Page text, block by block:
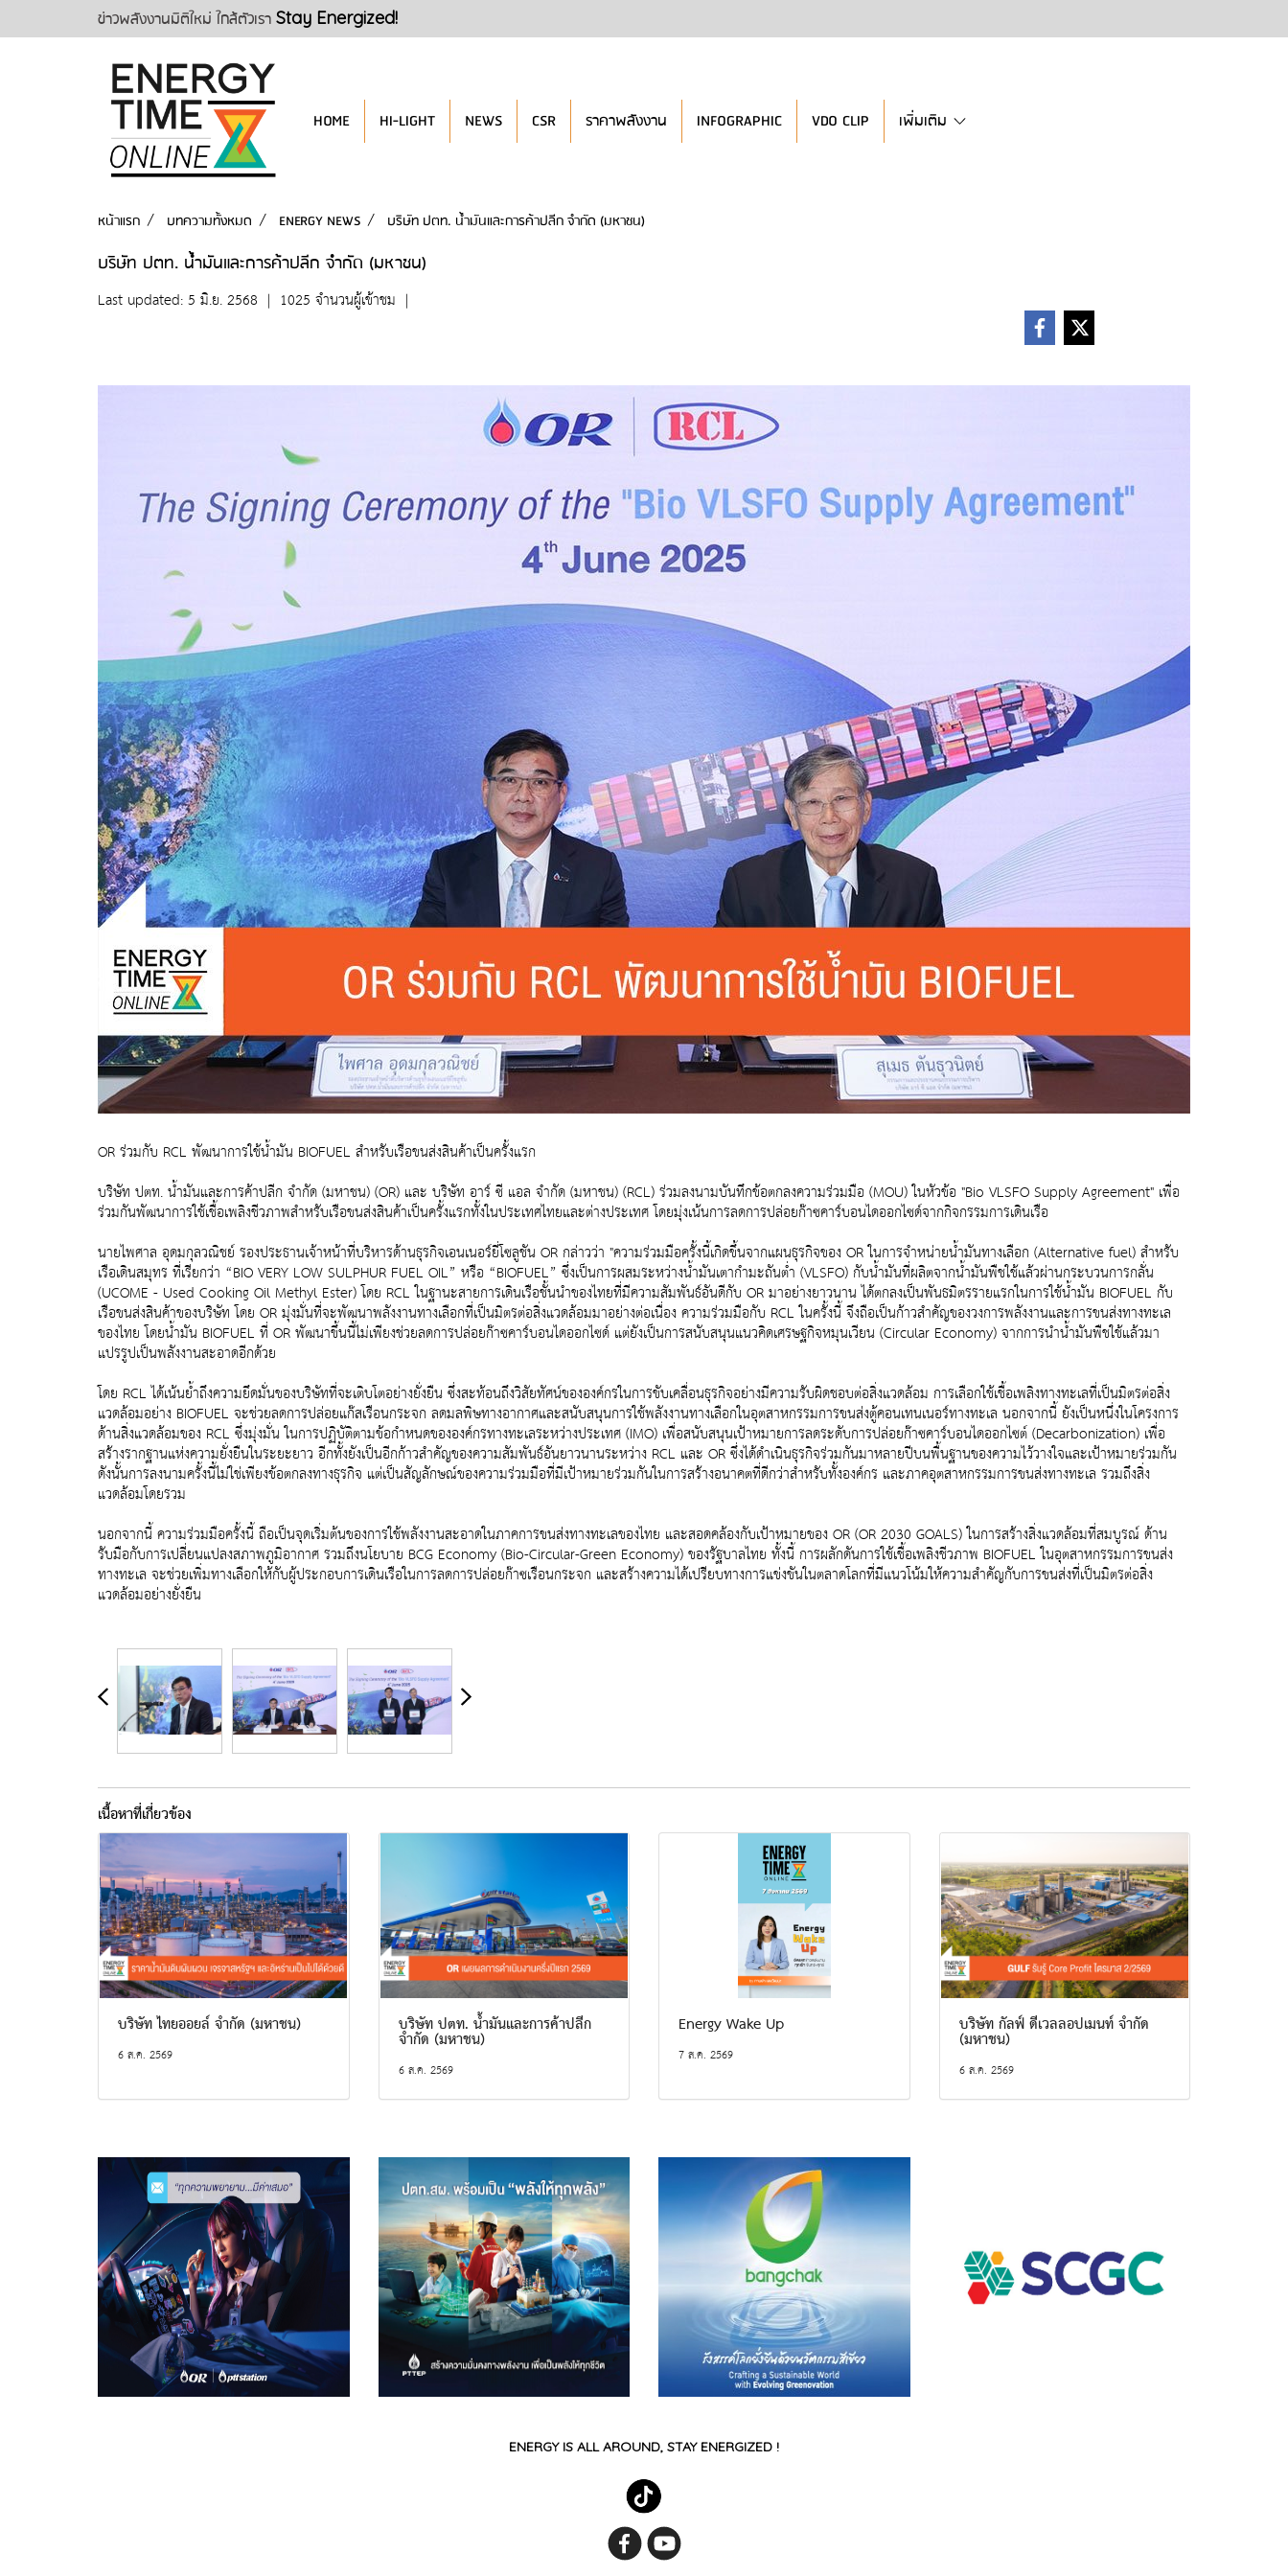
ข่าวพลังงานมิติใหม่ ใกล้ตัวเรา Stay Energized!
HOME HI-LIGHT NEWS CSR ราคาพลังงาน INFOGRAPHIC VDO CLIP เพิ่มเติม
หน้าแรก บทความทั้งหมด ENERGY NEWS บริษัท ปตท. น้ำมันและการค้าปลีก จำกัด (มหาชน)
บริษัท ปตท. น้ำมันและการค้าปลีก จำกัด (มหาชน)
Last updated: 5 มิ.ย. 2568 | 1025 จำนวนผู้เข้าชม |
OR ร่วมกับ RCL พัฒนาการใช้น้ำมัน BIOFUEL สำหรับเรือขนส่งสินค้าเป็นครั้งแรก
บริษัท ปตท. น้ำมันและการค้าปลีก จำกัด (มหาชน) (OR) และ บริษัท อาร์ ซี แอล จำกัด (มหาชน) (RCL) ร่วมลงนามบันทึกข้อตกลงความร่วมมือ (MOU) ในหัวข้อ "Bio VLSFO Supply Agreement" เพื่อ
ร่วมกันพัฒนาการใช้เชื้อเพลิงชีวภาพสำหรับเรือขนส่งสินค้าเป็นครั้งแรกทั้งในประเทศไทยและต่างประเทศ โดยมุ่งเน้นการลดการปล่อยก๊าซคาร์บอนไดออกไซด์จากกิจกรรมการเดินเรือ
นายไพศาล อุดมกุลวณิชย์ รองประธานเจ้าหน้าที่บริหารด้านธุรกิจเอนเนอร์ยี่โซลูชัน OR กล่าวว่า "ความร่วมมือครั้งนี้เกิดขึ้นจากแผนธุรกิจของ OR ในการจำหน่ายน้ำมันทางเลือก (Alternative fuel) สำหรับ
เรือเดินสมุทร ที่เรียกว่า “BIO VERY LOW SULPHUR FUEL OIL” หรือ “BIOFUEL” ซึ่งเป็นการผสมระหว่างน้ำมันเตากำมะถันต่ำ (VLSFO) กับน้ำมันที่ผลิตจากน้ำมันพืชใช้แล้วผ่านกระบวนการกลั่น
(UCOME - Used Cooking Oil Methyl Ester) โดย RCL ในฐานะสายการเดินเรือชั้นนำของไทยที่มีความสัมพันธ์อันดีกับ OR มาอย่างยาวนาน ได้ตกลงเป็นพันธมิตรรายแรกในการใช้น้ำมัน BIOFUEL กับ
เรือขนส่งสินค้าของบริษัท โดย OR มุ่งมั่นที่จะพัฒนาพลังงานทางเลือกที่เป็นมิตรต่อสิ่งแวดล้อมมาอย่างต่อเนื่อง ความร่วมมือกับ RCL ในครั้งนี้ จึงถือเป็นก้าวสำคัญของวงการพลังงานและการขนส่งทางทะเล
ของไทย โดยน้ำมัน BIOFUEL ที่ OR พัฒนาขึ้นนี้ไม่เพียงช่วยลดการปล่อยก๊าซคาร์บอนไดออกไซด์ แต่ยังเป็นการสนับสนุนแนวคิดเศรษฐกิจหมุนเวียน (Circular Economy) จากการนำน้ำมันพืชใช้แล้วมา
แปรรูปเป็นพลังงานสะอาดอีกด้วย
โดย RCL ได้เน้นย้ำถึงความยึดมั่นของบริษัทที่จะเติบโตอย่างยั่งยืน ซึ่งสะท้อนถึงวิสัยทัศน์ขององค์กรในการขับเคลื่อนธุรกิจอย่างมีความรับผิดชอบต่อสิ่งแวดล้อม การเลือกใช้เชื้อเพลิงทางทะเลที่เป็นมิตรต่อสิ่ง
แวดล้อมอย่าง BIOFUEL จะช่วยลดการปล่อยแก๊สเรือนกระจก ลดมลพิษทางอากาศและสนับสนุนการใช้พลังงานทางเลือกในอุตสาหกรรมการขนส่งตู้คอนเทนเนอร์ทางทะเล นอกจากนี้ ยังเป็นหนึ่งในโครงการ
ด้านสิ่งแวดล้อมของ RCL ซึ่งมุ่งมั่น ในการปฏิบัติตามข้อกำหนดขององค์กรทางทะเลระหว่างประเทศ (IMO) เพื่อสนับสนุนเป้าหมายการลดระดับการปล่อยก๊าซคาร์บอนไดออกไซต์ (Decarbonization) เพื่อ
สร้างรากฐานแห่งความยั่งยืนในระยะยาว อีกทั้งยังเป็นอีกก้าวสำคัญของความสัมพันธ์อันยาวนานระหว่าง RCL และ OR ซึ่งได้ดำเนินธุรกิจร่วมกันมาหลายปีบนพื้นฐานของความไว้วางใจและเป้าหมายร่วมกัน
ดังนั้นการลงนามครั้งนี้ไม่ใช่เพียงข้อตกลงทางธุรกิจ แต่เป็นสัญลักษณ์ของความร่วมมือที่มีเป้าหมายร่วมกันในการสร้างอนาคตที่ดีกว่าสำหรับทั้งองค์กร และภาคอุตสาหกรรมการขนส่งทางทะเล รวมถึงสิ่ง
แวดล้อมโดยรวม
นอกจากนี้ ความร่วมมือครั้งนี้ ถือเป็นจุดเริ่มต้นของการใช้พลังงานสะอาดในภาคการขนส่งทางทะเลของไทย และสอดคล้องกับเป้าหมายของ OR (OR 2030 GOALS) ในการสร้างสิ่งแวดล้อมที่สมบูรณ์ ด้าน
รับมือกับการเปลี่ยนแปลงสภาพภูมิอากาศ รวมถึงนโยบาย BCG Economy (Bio-Circular-Green Economy) ของรัฐบาลไทย ทั้งนี้ การผลักดันการใช้เชื้อเพลิงชีวภาพ BIOFUEL ในอุตสาหกรรมการขนส่ง
ทางทะเล จะช่วยเพิ่มทางเลือกให้กับผู้ประกอบการเดินเรือในการลดการปล่อยก๊าซเรือนกระจก และสร้างความได้เปรียบทางการแข่งขันในตลาดโลกที่มีแนวโน้มให้ความสำคัญกับการขนส่งที่เป็นมิตรต่อสิ่ง
แวดล้อมอย่างยั่งยืน
เนื้อหาที่เกี่ยวข้อง
บริษัท ไทยออยล์ จำกัด (มหาชน)
6 ส.ค. 2569
บริษัท ปตท. น้ำมันและการค้าปลีก
จำกัด (มหาชน)
6 ส.ค. 2569
Energy Wake Up
7 ส.ค. 2569
บริษัท กัลฟ์ ดีเวลลอปเมนท์ จำกัด
(มหาชน)
6 ส.ค. 2569
ENERGY IS ALL AROUND, STAY ENERGIZED !